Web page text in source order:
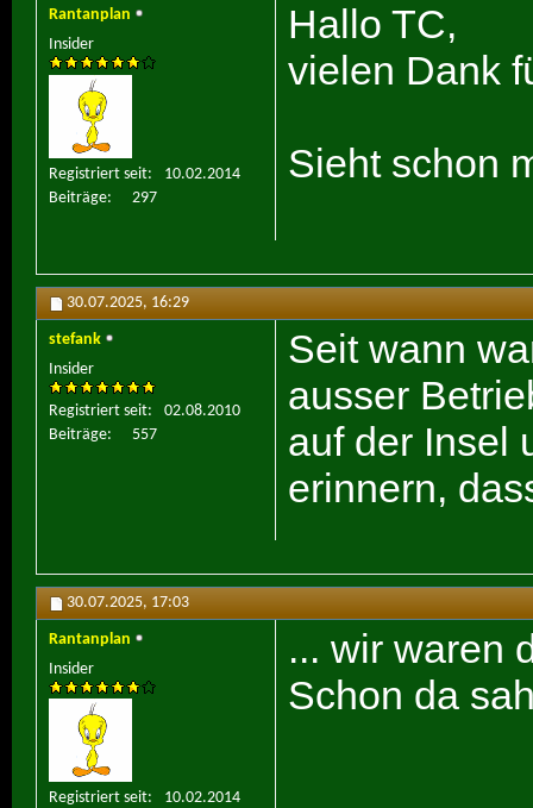
Rantanplan
Insider
Registriert seit
10.02.2014
Beiträge
297
Hallo TC,
vielen Dank
Sieht schon
30.07.2025, 16:29
stefank
Insider
Registriert seit
02.08.2010
Beiträge
557
Seit wann
ausser
auf der Insel
erinnern,
30.07.2025, 17:03
Rantanplan
Insider
Registriert seit
10.02.2014
... wir waren
Schon da